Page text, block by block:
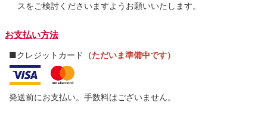
スをご検討くださいますようお願いいたします。
お支払い方法
■クレジットカード （ただいま準備中です）
発送前にお支払い。手数料はございません。